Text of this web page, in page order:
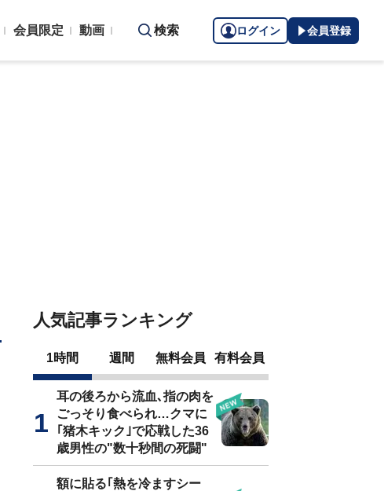
会員限定 動画 検索 ログイン 会員登録
人気記事ランキング
1時間 週間 無料会員 有料会員
耳の後ろから流血､指の肉を
ごっそり食べられ…クマに
｢猪木キック｣で応戦した36
歳男性の"数十秒間の死闘"
額に貼る｢熱を冷ますシー